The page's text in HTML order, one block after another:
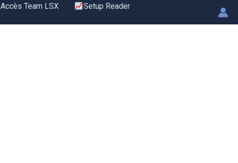
Accès Team LSX
Setup Reader